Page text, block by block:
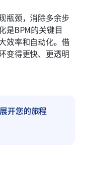
瓶颈，消除多余步
是BPM的关键目
效率和自动化。借
变得更快、更透明
开您的旅程